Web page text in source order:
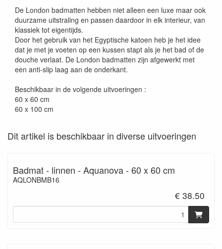
De London badmatten hebben niet alleen een luxe maar ook
duurzame uitstraling en passen daardoor in elk interieur, van
klassiek tot eigentijds.
Door het gebruik van het Egyptische katoen heb je het idee
dat je met je voeten op een kussen stapt als je het bad of de
douche verlaat. De London badmatten zijn afgewerkt met
een anti-slip laag aan de onderkant.
Beschikbaar in de volgende uitvoeringen :
60 x 60 cm
60 x 100 cm
Dit artikel is beschikbaar in diverse uitvoeringen
Badmat - linnen - Aquanova - 60 x 60 cm
AQLONBMB16
€ 38.50